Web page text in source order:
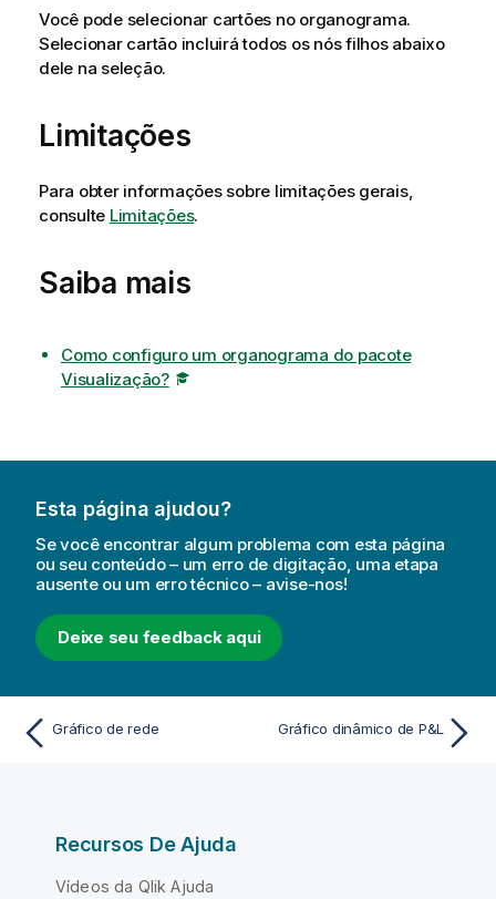
Você pode selecionar cartões no organograma.
Selecionar cartão incluirá todos os nós filhos abaixo
dele na seleção.
Limitações
Para obter informações sobre limitações gerais,
consulte Limitações.
Saiba mais
Como configuro um organograma do pacote
Visualização?
Esta página ajudou?
Se você encontrar algum problema com esta página
ou seu conteúdo – um erro de digitação, uma etapa
ausente ou um erro técnico – avise-nos!
Deixe seu feedback aqui
Gráfico de rede Gráfico dinâmico de P&L
Recursos De Ajuda
Vídeos da Qlik Ajuda